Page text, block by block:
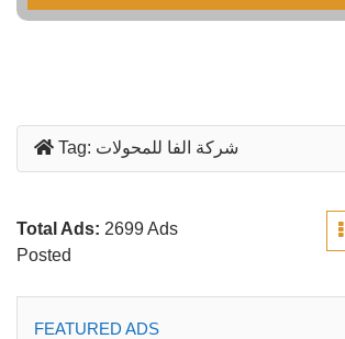
Tag: شركة الفا للمحولات
Total Ads: 2699 Ads
Posted
FEATURED ADS